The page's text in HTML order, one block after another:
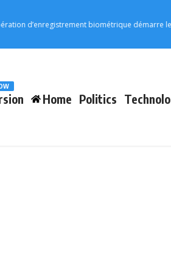
d’enregistrement biométrique démarre le 17
Home Politics